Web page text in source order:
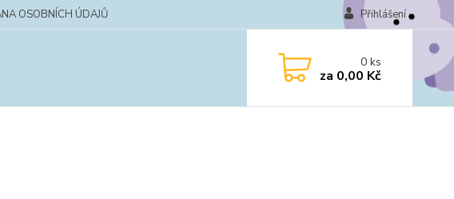
OSOBNÍCH ÚDAJŮ Přihlášení
0ks
za 0,00 Kč